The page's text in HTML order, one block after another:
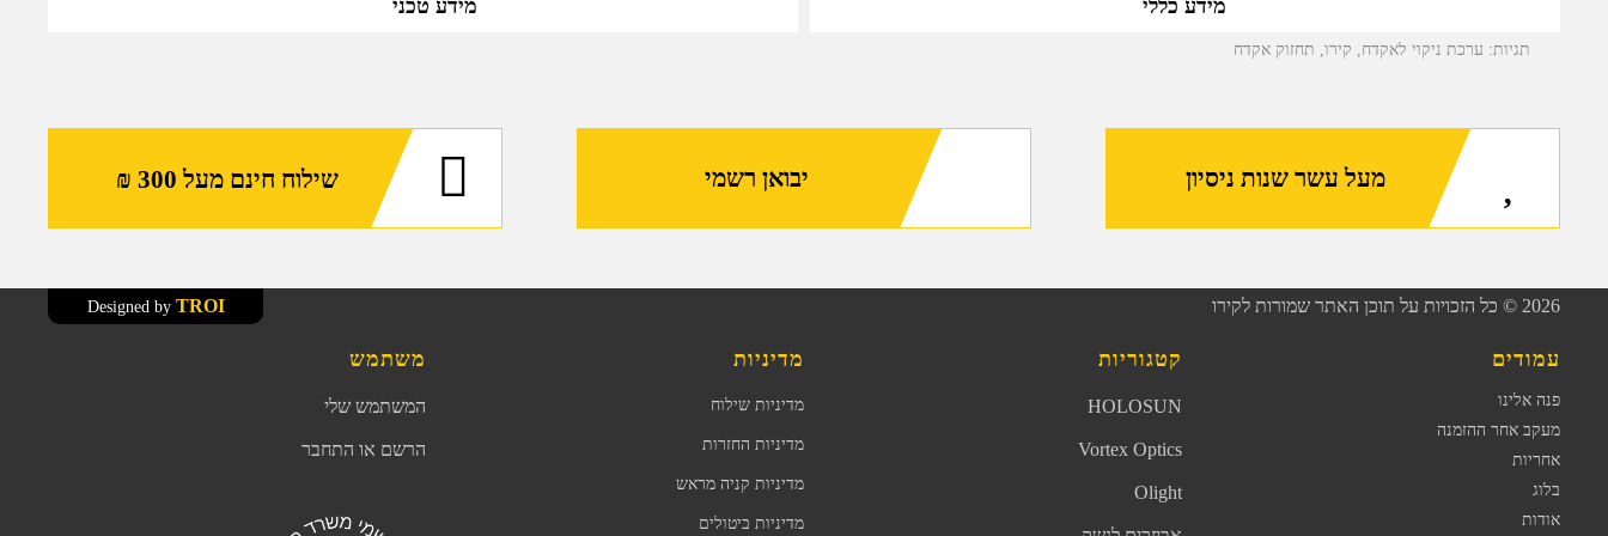
מידע כללי מידע טכני
תגיות: ערכת ניקוי לאקדח קירו תחזוק אקדח
מעל עשר שנות ניסיון יבואן רשמי שילוח חינם מעל 300 ₪
2026 © כל הזכויות על תוכן האתר שמורות לקירו TROI
Designed by
עמודים
פנה אלינו
מעקב אחר ההזמנה
אחריות
בלוג
אודות
קטגוריות
HOLOSUN
Vortex Optics
Olight
מדיניות
מדיניות שילוח
מדיניות החזרות
מדיניות קניה מראש
מדיניות ביטולים
משתמש
המשתמש שלי
הרשם או התחבר